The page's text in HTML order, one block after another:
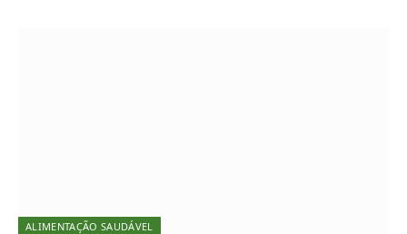
ALIMENTAÇÃO SAUDÁVEL